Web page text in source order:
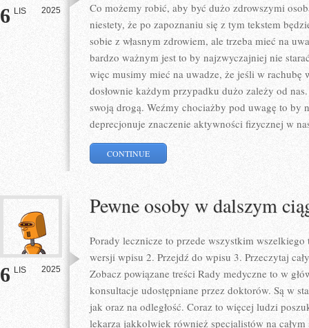
6 LIS 2025
Co możemy robić, aby być dużo zdrowszymi
niestety, że po zapoznaniu się z tym tekstem
sobie z własnym zdrowiem, ale trzeba mieć na
bardzo ważnym jest to by najzwyczajniej nie
więc musimy mieć na uwadze, że jeśli w rachubę
dosłownie każdym przypadku dużo zależy od
swoją drogą. Weźmy chociażby pod uwagę to by
deprecjonuje znaczenie aktywności fizycznej w
CONTINUE
6 LIS 2025
Pewne osoby w dalszym
Porady lecznicze to przede wszystkim
wersji wpisu 2. Przejdź do wpisu 3. Przeczytaj
Zobacz powiązane treści Rady medyczne to w
konsultacje udostępniane przez doktorów. Są w
jak oraz na odległość. Coraz to więcej ludzi
lekarza jakkolwiek również specjalistów na